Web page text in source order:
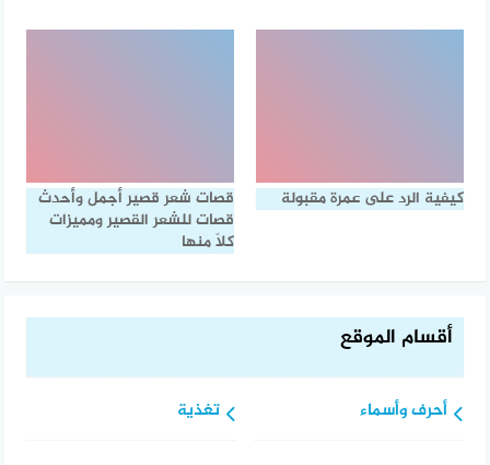
كيفية الرد على عمرة مقبولة
قصات شعر قصير أجمل وأحدث
قصات للشعر القصير ومميزات
كلًا منها
أقسام الموقع
أحرف وأسماء تغذية